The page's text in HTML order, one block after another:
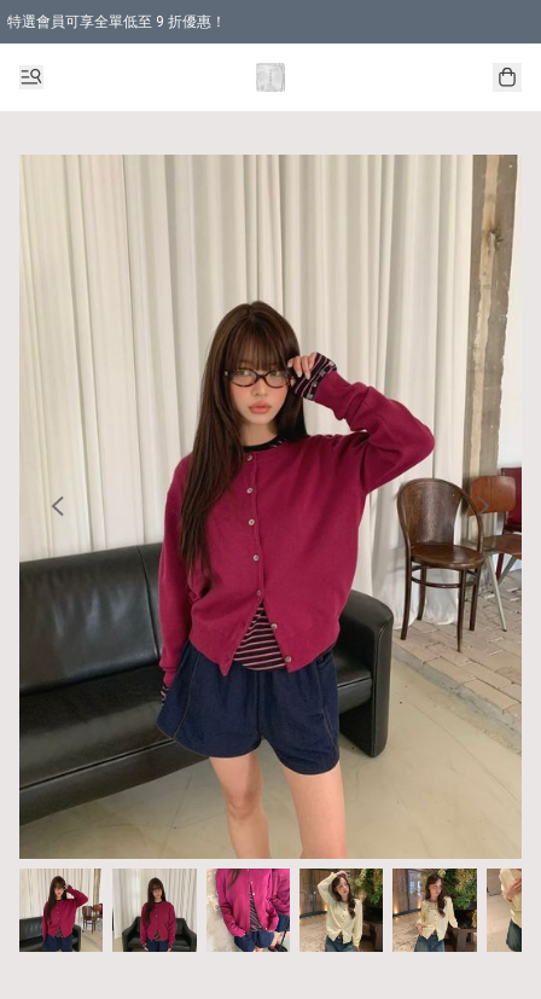
特選會員可享全單低至 9 折優惠！